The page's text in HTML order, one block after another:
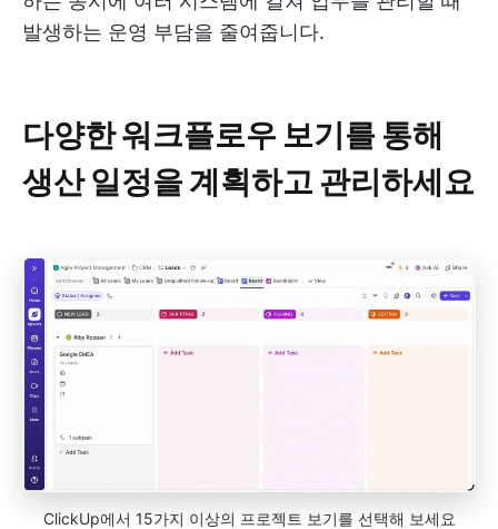
발생하는 운영 부담을 줄여줍니다.
다양한 워크플로우 보기를 통해
생산 일정을 계획하고 관리하세요
ClickUp에서 15가지 이상의 프로젝트 보기를 선택해 보세요